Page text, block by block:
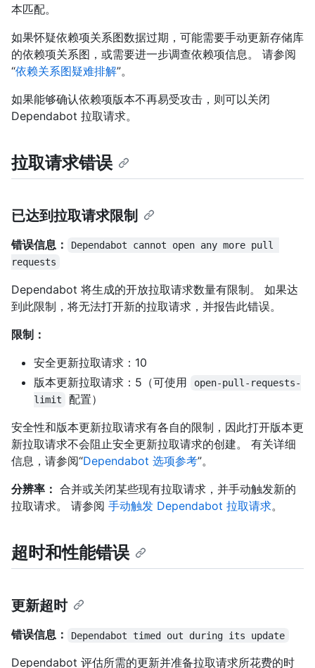
本匹配。
如果怀疑依赖项关系图数据过期，可能需要手动更新存储库
的依赖项关系图，或需要进一步调查依赖项信息。 请参阅
“依赖关系图疑难排解”。
如果能够确认依赖项版本不再易受攻击，则可以关闭
Dependabot 拉取请求。
拉取请求错误
已达到拉取请求限制
错误信息：
Dependabot cannot open any more pull
requests
Dependabot 将生成的开放拉取请求数量有限制。 如果达
到此限制，将无法打开新的拉取请求，并报告此错误。
限制：
安全更新拉取请求：10
版本更新拉取请求：5（可使用
open-pull-requests-
limit
配置）
安全性和版本更新拉取请求有各自的限制，因此打开版本更
新拉取请求不会阻止安全更新拉取请求的创建。 有关详细
信息，请参阅“Dependabot 选项参考”。
分辨率： 合并或关闭某些现有拉取请求，并手动触发新的
拉取请求。 请参阅 手动触发 Dependabot 拉取请求。
超时和性能错误
更新超时
错误信息： Dependabot timed out during its update
Dependabot 评估所需的更新并准备拉取请求所花费的时